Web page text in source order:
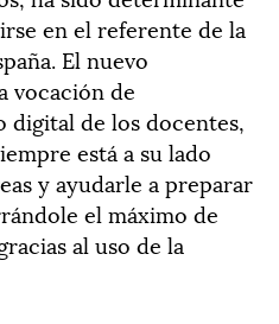
en el referente de la
El nuevo
vocación de
digital de los docentes,
está a su lado
y ayudarle a preparar
el máximo de
al uso de la